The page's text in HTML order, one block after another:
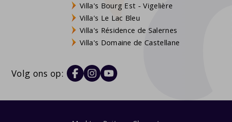
Villa's Bourg Est - Vigelière
Villa's Le Lac Bleu
Villa's Résidence de Salernes
Villa's Domaine de Castellane
Volg ons op: